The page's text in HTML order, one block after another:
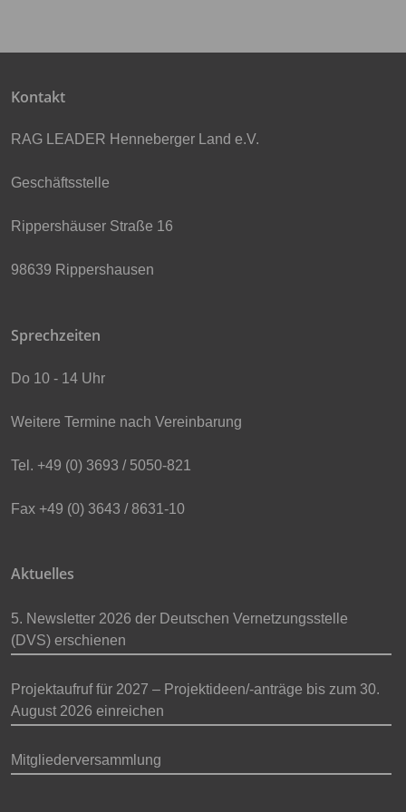
Kontakt
RAG LEADER Henneberger Land e.V.
Geschäftsstelle
Rippershäuser Straße 16
98639 Rippershausen
Sprechzeiten
Do 10 - 14 Uhr
Weitere Termine nach Vereinbarung
Tel. +49 (0) 3693 / 5050-821
Fax +49 (0) 3643 / 8631-10
Aktuelles
5. Newsletter 2026 der Deutschen Vernetzungsstelle
(DVS) erschienen
Projektaufruf für 2027 – Projektideen/-anträge bis zum 30.
August 2026 einreichen
Mitgliederversammlung